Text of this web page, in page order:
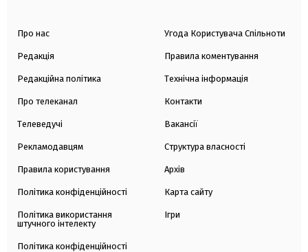
Про нас
Редакція
Редакційна політика
Про телеканал
Телеведучі
Рекламодавцям
Правила користування
Політика конфіденційності
Політика використання
штучного інтелекту
Політика конфіденційності
Угода Користувача Спільноти
Правила коментування
Технічна інформація
Контакти
Вакансії
Структура власності
Архів
Карта сайту
Ігри